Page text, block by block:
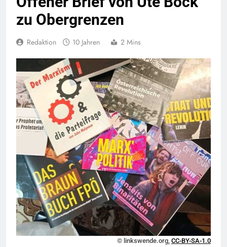
zu Obergrenzen
Redaktion 10 Jahren 2 Mins
© linkswende.org, CC-BY-SA-1.0